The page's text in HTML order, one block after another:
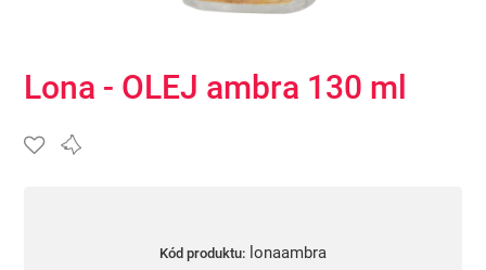
Lona - OLEJ ambra 130 ml
Kód produktu: lonaambra